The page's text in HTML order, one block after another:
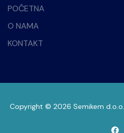
POČETNA
O NAMA
KONTAKT
Copyright © 2026 Semikem